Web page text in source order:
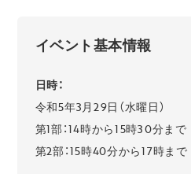
イベント基本情報
日時：
令和5年3月29日（水曜日）
第1部：14時から15時30分まで
第2部：15時40分から17時まで